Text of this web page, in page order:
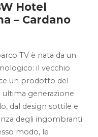
Hotel
– Cardano
TV è nata da un
il vecchio
un prodotto del
ultima generazione
dal design sottile e
degli ingombranti
modo, le